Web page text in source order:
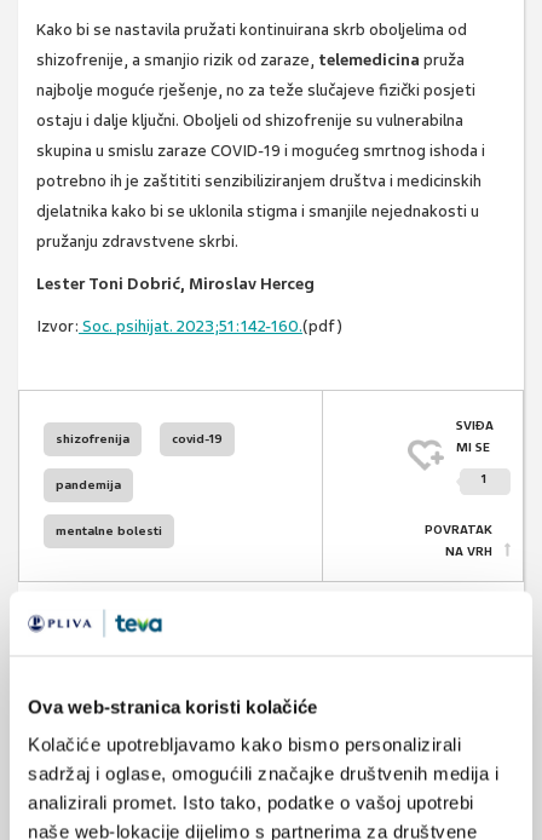
Ova web-stranica koristi kolačiće
Kolačiće upotrebljavamo kako bismo personalizirali
sadržaj i oglase, omogućili značajke društvenih medija i
analizirali promet. Isto tako, podatke o vašoj upotrebi
naše web-lokacije dijelimo s partnerima za društvene
Kako bi se nastavila pružati kontinuirana skrb oboljelima od
shizofrenije, a smanjio rizik od zaraze, telemedicina pruža
najbolje moguće rješenje, no za teže slučajeve fizički posjeti
ostaju i dalje ključni. Oboljeli od shizofrenije su vulnerabilna
skupina u smislu zaraze COVID-19 i mogućeg smrtnog ishoda i
potrebno ih je zaštititi senzibiliziranjem društva i medicinskih
djelatnika kako bi se uklonila stigma i smanjile nejednakosti u
pružanju zdravstvene skrbi.
Lester Toni Dobrić, Miroslav Herceg
Izvor: Soc. psihijat. 2023;51:142-160.(pdf)
shizofrenija covid-19
pandemija
mentalne bolesti
SVIĐA
MI SE
1
POVRATAK
NA VRH
VEZANI SADRŽAJ
04.02.2024.
Utjecaj COVID-19 na primarnu i tercijarnu razinu
zdravstvene zaštite